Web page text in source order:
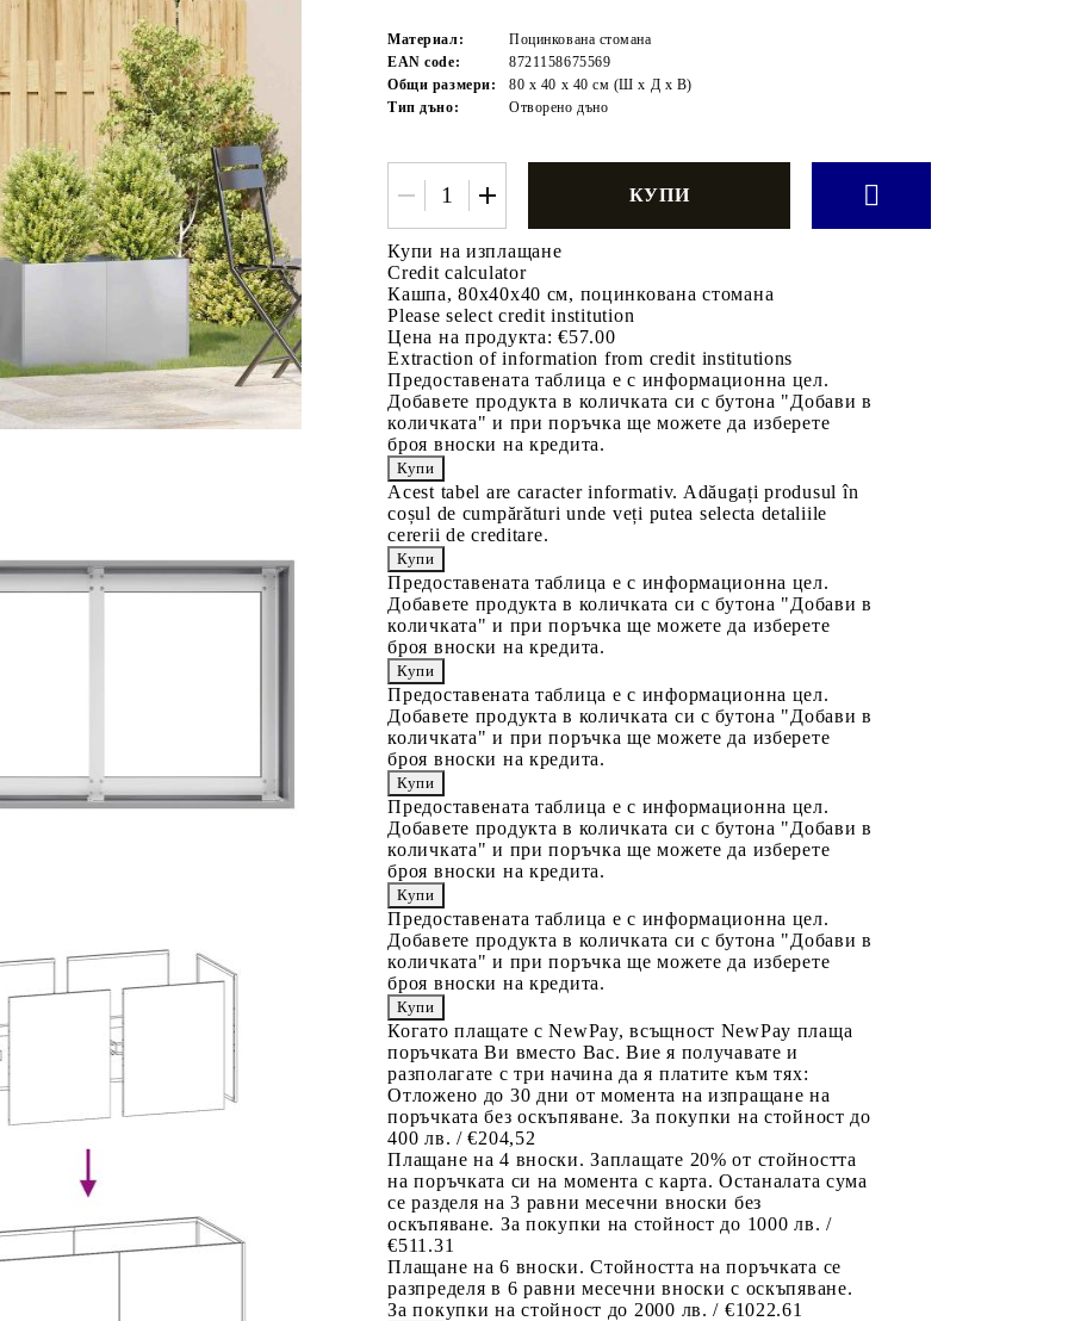
Материал:
Поцинкована стомана
EAN code:
8721158675569
Общи размери:
80 x 40 x 40 см (Ш x Д x В)
Тип дъно:
Отворено дъно
Купи на изплащане
Credit calculator
Кашпа, 80x40x40 см, поцинкована стомана
Please select credit institution
Цена на продукта: €57.00
Extraction of information from credit institutions
Предоставената таблица е с информационна цел.
Добавете продукта в количката си с бутона "Добави в
количката" и при поръчка ще можете да изберете
броя вноски на кредита.
Acest tabel are caracter informativ. Adăugați produsul în
coșul de cumpărături unde veți putea selecta detaliile
cererii de creditare.
Предоставената таблица е с информационна цел.
Добавете продукта в количката си с бутона "Добави в
количката" и при поръчка ще можете да изберете
броя вноски на кредита.
Предоставената таблица е с информационна цел.
Добавете продукта в количката си с бутона "Добави в
количката" и при поръчка ще можете да изберете
броя вноски на кредита.
Предоставената таблица е с информационна цел.
Добавете продукта в количката си с бутона "Добави в
количката" и при поръчка ще можете да изберете
броя вноски на кредита.
Предоставената таблица е с информационна цел.
Добавете продукта в количката си с бутона "Добави в
количката" и при поръчка ще можете да изберете
броя вноски на кредита.
Когато плащате с NewPay, всъщност NewPay плаща
поръчката Ви вместо Вас. Вие я получавате и
разполагате с три начина да я платите към тях:
Отложено до 30 дни от момента на изпращане на
поръчката без оскъпяване. За покупки на стойност до
400 лв. / €204,52
Плащане на 4 вноски. Заплащате 20% от стойността
на поръчката си на момента с карта. Останалата сума
се разделя на 3 равни месечни вноски без
оскъпяване. За покупки на стойност до 1000 лв. /
€511.31
Плащане на 6 вноски. Стойността на поръчката се
разпределя в 6 равни месечни вноски с оскъпяване.
За покупки на стойност до 2000 лв. / €1022.61